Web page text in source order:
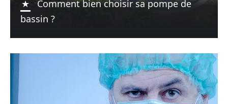
Comment bien choisir sa pompe de
bassin ?